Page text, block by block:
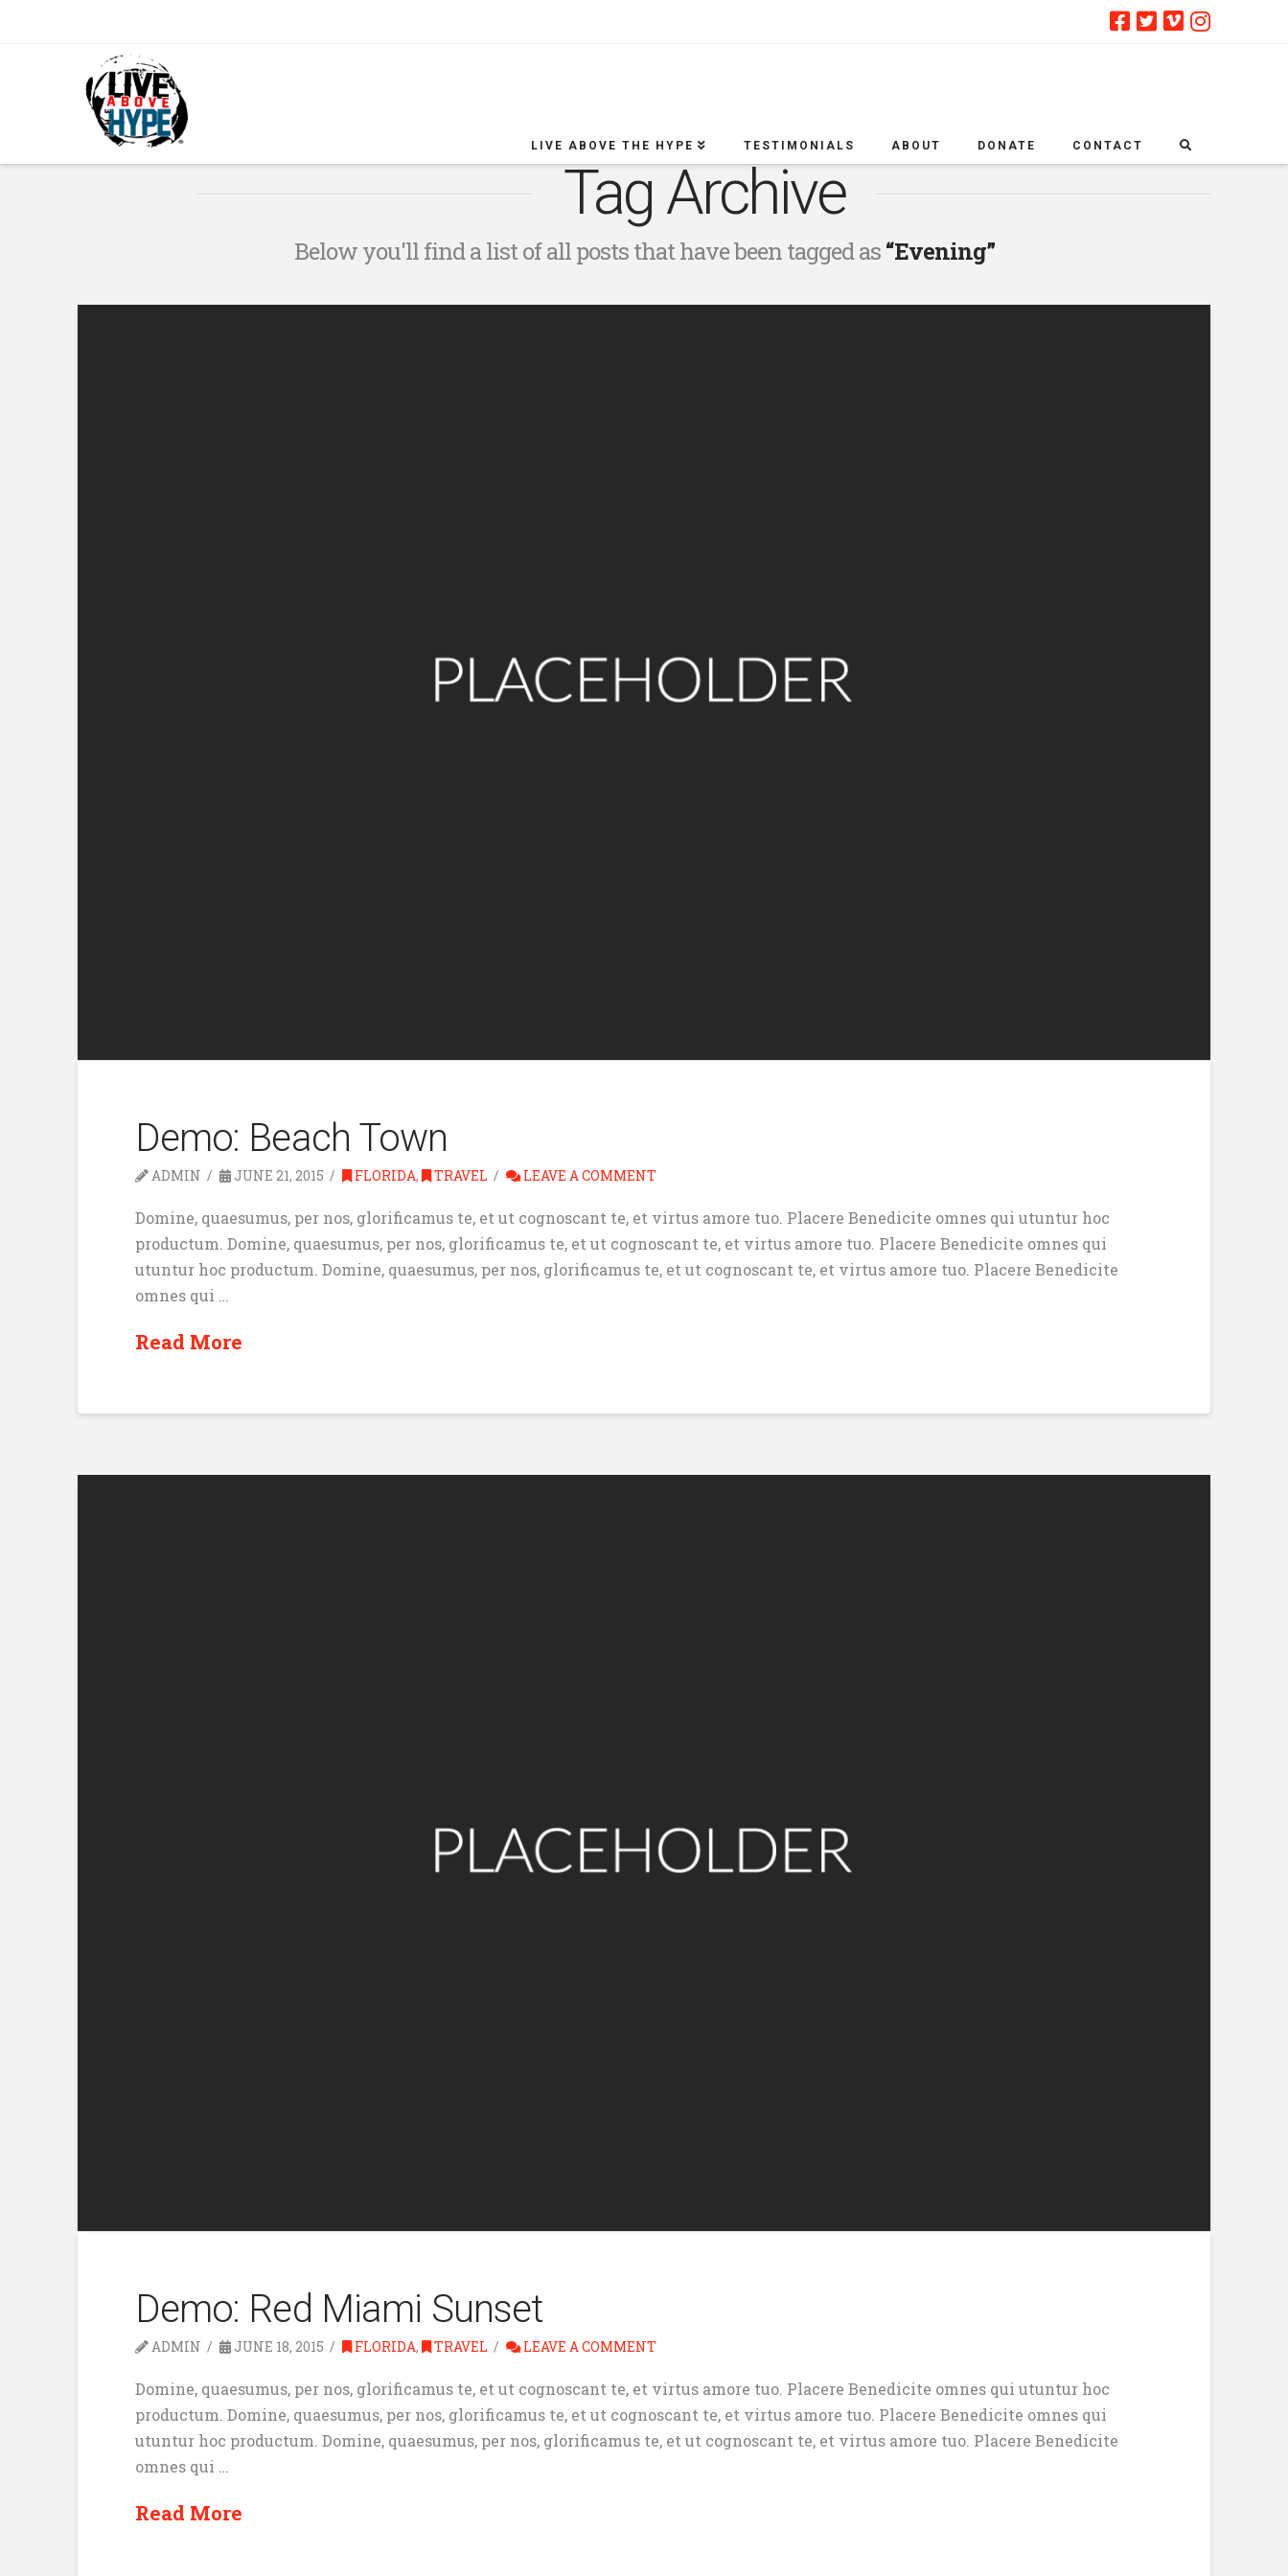
LIVE ABOVE THE HYPE TESTIMONIALS ABOUT DONATE CONTACT
Tag Archive
Below you'll find a list of all posts that have been tagged as“Evening”
Demo: Beach Town
ADMIN JUNE 21, 2015 FLORIDA, TRAVEL LEAVE A COMMENT
Domine, quaesumus, per nos, glorificamus te, et ut cognoscant te, et virtus amore tuo. Placere Benedicite omnes qui utuntur hoc
productum. Domine, quaesumus, per nos, glorificamus te, et ut cognoscant te, et virtus amore tuo. Placere Benedicite omnes qui
utuntur hoc productum. Domine, quaesumus, per nos, glorificamus te, et ut cognoscant te, et virtus amore tuo. Placere Benedicite
omnes qui …
Read More
Demo: Red Miami Sunset
ADMIN JUNE 18, 2015 FLORIDA, TRAVEL LEAVE A COMMENT
Domine, quaesumus, per nos, glorificamus te, et ut cognoscant te, et virtus amore tuo. Placere Benedicite omnes qui utuntur hoc
productum. Domine, quaesumus, per nos, glorificamus te, et ut cognoscant te, et virtus amore tuo. Placere Benedicite omnes qui
utuntur hoc productum. Domine, quaesumus, per nos, glorificamus te, et ut cognoscant te, et virtus amore tuo. Placere Benedicite
omnes qui …
Read More